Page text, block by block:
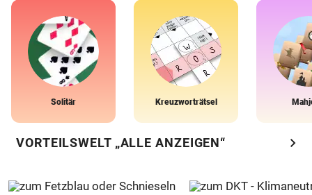
Solitär Kreuzworträtsel
VORTEILSWELT „ALLE ANZEIGEN“ chevron_right